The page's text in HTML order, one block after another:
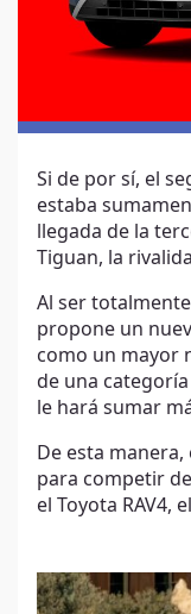
Si de por sí, el
estaba
llegada de la
Tiguan, la
Al ser
propone un
como un mayor
de una
le hará sumar
De esta
para competir
el Toyota RAV4,